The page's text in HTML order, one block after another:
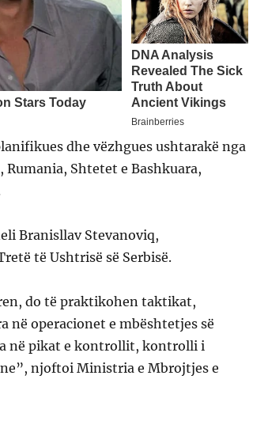
dhe vëzhgues ushtarakë nga
Shtetet e Bashkuara,
Branisllav Stevanoviq,
të Ushtrisë së Serbisë.
do të praktikohen taktikat,
në operacionet e mbështetjes së
në pikat e kontrollit, kontrolli i
njoftoi Ministria e Mbrojtjes e